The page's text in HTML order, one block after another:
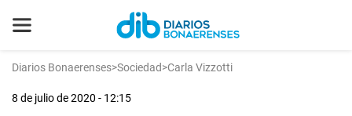
Diarios Bonaerenses>Sociedad>Carla Vizzotti
8 de julio de 2020 - 12:15